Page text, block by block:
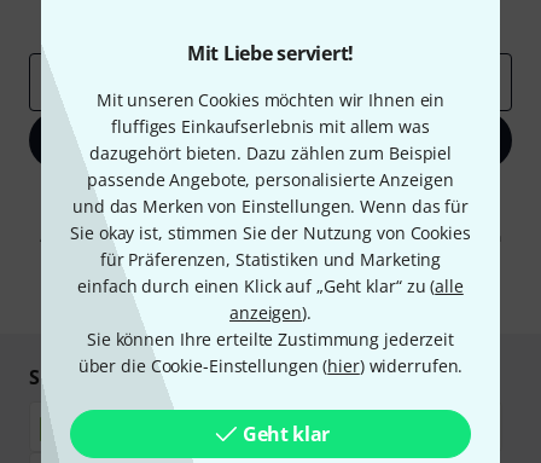
Mit Liebe serviert!
Mit unseren Cookies möchten wir Ihnen ein
fluffiges Einkaufserlebnis mit allem was
dazugehört bieten. Dazu zählen zum Beispiel
passende Angebote, personalisierte Anzeigen
und das Merken von Einstellungen. Wenn das für
Sie okay ist, stimmen Sie der Nutzung von Cookies
für Präferenzen, Statistiken und Marketing
einfach durch einen Klick auf „Geht klar“ zu (alle
anzeigen).
Sie können Ihre erteilte Zustimmung jederzeit
über die Cookie-Einstellungen (hier) widerrufen.
Geht klar
E-Mail-Adresse
Jetzt anmelden
Mit Klick auf „Jetzt anmelden“ stimmen Sie dem Erhalt von E-Mail-
Werbung und einer Messung des E-Mail-Nutzungsverhaltens zu. Die
Abmeldung ist jederzeit möglich. Weitere Informationen finden Sie in
unserenDatenschutzhinweisen.
* Pflichtfeld
Sicher einkaufen & bezahlen